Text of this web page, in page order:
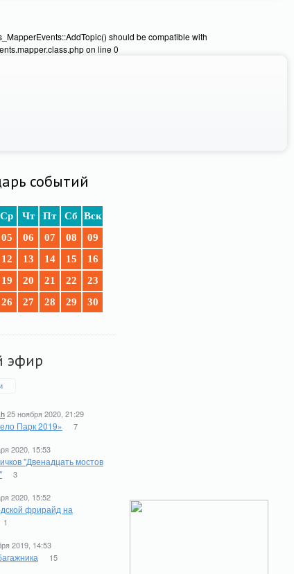
should be compatible with
on line 0
событий
Ср Чт Пт Сб
Вск
05 06 07 08
09
12 13 14 15
16
19 20 21 22
23
26 27 28 29 30
эфир
25 ноября 2020, 21:29
Парк 2019» 7
2020, 15:53
"Двенадцать мостов
3
2020, 15:52
фрирайд на
1
2019, 14:53
15